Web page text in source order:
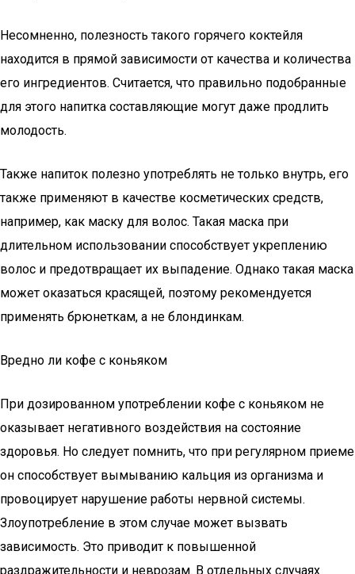
Несомненно, полезность такого горячего коктейля
находится в прямой зависимости от качества и количества
его ингредиентов. Считается, что правильно подобранные
для этого напитка составляющие могут даже продлить
молодость.
Также напиток полезно употреблять не только внутрь, его
также применяют в качестве косметических средств,
например, как маску для волос. Такая маска при
длительном использовании способствует укреплению
волос и предотвращает их выпадение. Однако такая маска
может оказаться красящей, поэтому рекомендуется
применять брюнеткам, а не блондинкам.
Вредно ли кофе с коньяком
При дозированном употреблении кофе с коньяком не
оказывает негативного воздействия на состояние
здоровья. Но следует помнить, что при регулярном приеме
он способствует вымыванию кальция из организма и
провоцирует нарушение работы нервной системы.
Злоупотребление в этом случае может вызвать
зависимость. Это приводит к повышенной
раздражительности и неврозам. В отдельных случаях